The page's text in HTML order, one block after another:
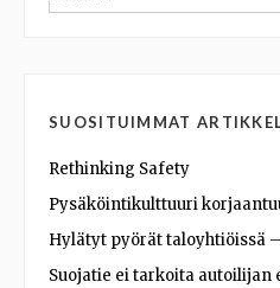
SUOSITUIMMAT
Rethinking Safety
Pysäköintikulttuuri
Hylätyt pyörät taloyhtiöissä
Suojatie ei tarkoita autoilijan